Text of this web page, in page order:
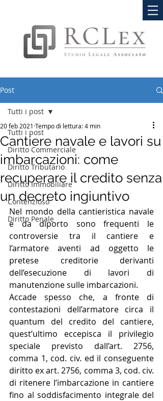
Post
Tutti i post
Diritto Commerciale
Diritto Tributario
Diritto Immobiliare
Contenzioso
Diritto Penale
Tutti i post
Cantiere navale e lavori su
imbarcazioni: come
recuperare il credito senza
un decreto ingiuntivo
20 feb 2021 Tempo di lettura: 4 min
Nel mondo della cantieristica navale
e da diporto sono frequenti le
controversie tra il cantiere e
l’armatore aventi ad oggetto le
pretese creditorie derivanti
dell’esecuzione di lavori di
manutenzione sulle imbarcazioni.
Accade spesso che, a fronte di
contestazioni dell’armatore circa il
quantum del credito del cantiere,
quest’ultimo eccepisca il privilegio
speciale previsto dall’art. 2756,
comma 1, cod. civ. ed il conseguente
diritto ex art. 2756, comma 3, cod. civ.
di ritenere l’imbarcazione in cantiere
fino al soddisfacimento integrale del